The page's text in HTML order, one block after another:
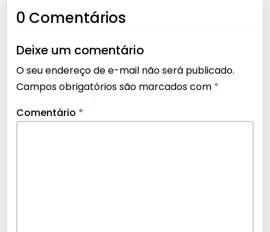
0 Comentários
Deixe um comentário
O seu endereço de e-mail não será publicado.
Campos obrigatórios são marcados com *
Comentário *